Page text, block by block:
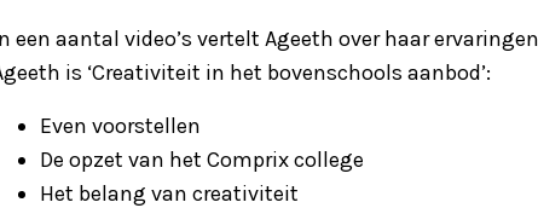
een aantal video’s vertelt Ageeth over haar
is ‘Creativiteit in het bovenschools aanbod’:
Even voorstellen
De opzet van het Comprix college
Het belang van creativiteit